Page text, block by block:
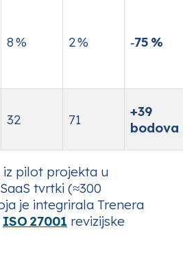
8 % 2 % ‑75 %
32 71
+39
bodova
iz pilot projekta u
tvrtki (≈300
je integrirala Trenera
ISO 27001 revizijske